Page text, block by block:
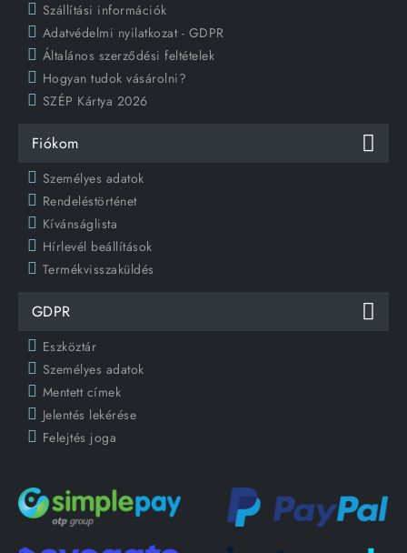
Szállítási információk
Adatvédelmi nyilatkozat - GDPR
Általános szerződési feltételek
Hogyan tudok vásárolni?
SZÉP Kártya 2026
Fiókom
Személyes adatok
Rendeléstörténet
Kívánságlista
Hírlevél beállítások
Termékvisszaküldés
GDPR
Eszköztár
Személyes adatok
Mentett címek
Jelentés lekérése
Felejtés joga